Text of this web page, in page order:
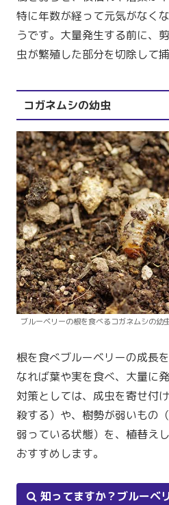
特に年数が経って元気がなく
うです。大量発生する前に、
虫が繁殖した部分を切除して
コガネムシの幼虫
ブルーベリーの根を食べるコガネムシの幼
根を食べブルーベリーの成長
なれば葉や実を食べ、大量に発
対策としては、成虫を寄せ付
殺する）や、樹勢が弱いもの
弱っている状態）を、植替え
おすすめします。
知ってますか？ブルーベ